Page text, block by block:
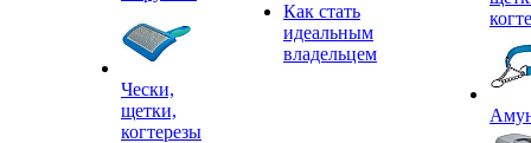
Чески,
щетки,
когтерезы
Как стать
идеальным
владельцем